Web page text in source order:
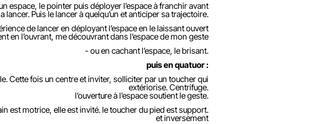
espace, le pointer puis déployer l’espace à franchir avant
lancer. Puis le lancer à quelqu’un et anticiper sa trajectoire.
de lancer en déployant l’espace en le laissant ouvert
en l’ouvrant, me découvrant dans l’espace de mon geste
- ou en cachant l’espace, le brisant.
puis en quatuor :
Cette fois un centre et inviter, solliciter par un toucher qui
extériorise. Centrifuge.
l’ouverture à l’espace soutient le geste.
est motrice, elle est invité. le toucher du pied est support.
et inversement